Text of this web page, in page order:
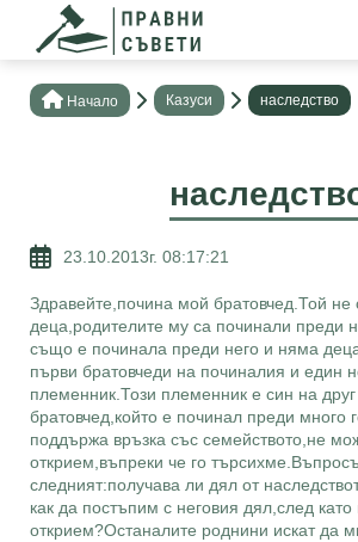
Нaчало Казуси наследство
23.10.2013г. 08:17:21
Здравейте,почина мой братовчед.Той
деца,родителите му са починали преди
също е починала преди него и няма
първи братовчеди на починалия и един
племенник.Този племенник е син на
братовчед,който е починал преди много
поддържа връзка със семейството,не
открием,въпреки че го
следният:получава ли дял от
как да постъпим с неговия дял,след
открием?Останалите роднини искат да